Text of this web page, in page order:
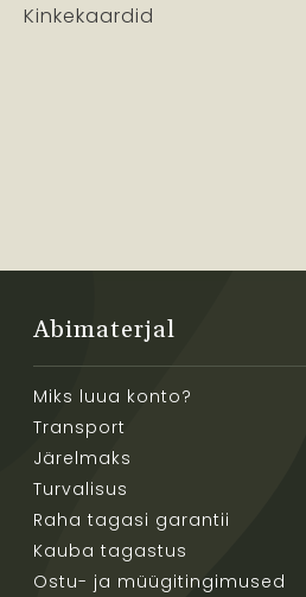
Kinkekaardid
Abimaterjal
Miks luua konto?
Transport
Järelmaks
Turvalisus
Raha tagasi garantii
Kauba tagastus
Ostu- ja müügitingimused